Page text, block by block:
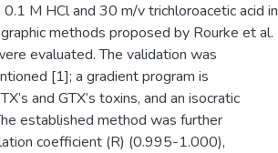
M HCl and 30 m/v trichloroacetic acid in
methods proposed by Rourke et al.
evaluated. The validation was
[1]; a gradient program is
and GTX’s toxins, and an isocratic
established method was further
coefficient (R) (0.995-1.000),